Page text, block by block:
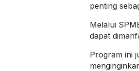
penting
Melalui
dapat
Program ini